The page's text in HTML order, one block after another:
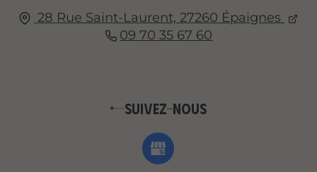
28 Rue Saint-Laurent, 27260 Épaignes
09 70 35 67 60
Suivez-nous